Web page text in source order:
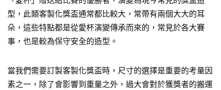
型，此類客製化獎盃通常都比較大，常帶有兩個大大的耳
朵，這些特點都是從愛杯演變傳承而來的，常見於各大賽
事，也是較為保守安全的造型。
當我們需要訂製客製化獎盃時，尺寸的選擇是重要的考量因
素之一，除了會影響到重量之外，過大會對於獲獎者的搬運